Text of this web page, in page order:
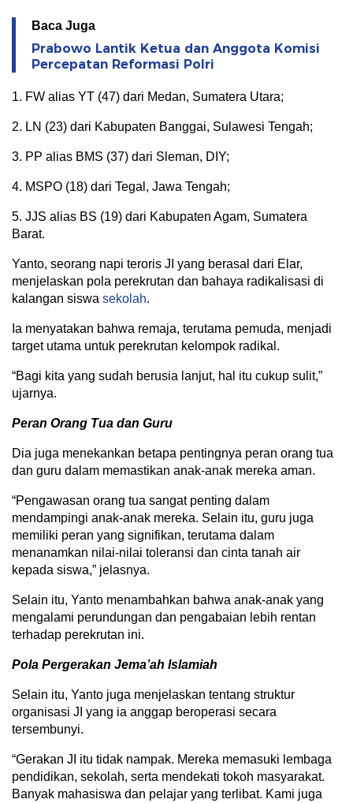
Baca Juga
Prabowo Lantik Ketua dan Anggota Komisi
Percepatan Reformasi Polri
1. FW alias YT (47) dari Medan, Sumatera Utara;
2. LN (23) dari Kabupaten Banggai, Sulawesi Tengah;
3. PP alias BMS (37) dari Sleman, DIY;
4. MSPO (18) dari Tegal, Jawa Tengah;
5. JJS alias BS (19) dari Kabupaten Agam, Sumatera
Barat.
Yanto, seorang napi teroris JI yang berasal dari Elar,
menjelaskan pola perekrutan dan bahaya radikalisasi di
kalangan siswa sekolah.
Ia menyatakan bahwa remaja, terutama pemuda, menjadi
target utama untuk perekrutan kelompok radikal.
“Bagi kita yang sudah berusia lanjut, hal itu cukup sulit,”
ujarnya.
Peran Orang Tua dan Guru
Dia juga menekankan betapa pentingnya peran orang tua
dan guru dalam memastikan anak-anak mereka aman.
“Pengawasan orang tua sangat penting dalam
mendampingi anak-anak mereka. Selain itu, guru juga
memiliki peran yang signifikan, terutama dalam
menanamkan nilai-nilai toleransi dan cinta tanah air
kepada siswa,” jelasnya.
Selain itu, Yanto menambahkan bahwa anak-anak yang
mengalami perundungan dan pengabaian lebih rentan
terhadap perekrutan ini.
Pola Pergerakan Jema’ah Islamiah
Selain itu, Yanto juga menjelaskan tentang struktur
organisasi JI yang ia anggap beroperasi secara
tersembunyi.
“Gerakan JI itu tidak nampak. Mereka memasuki lembaga
pendidikan, sekolah, serta mendekati tokoh masyarakat.
Banyak mahasiswa dan pelajar yang terlibat. Kami juga